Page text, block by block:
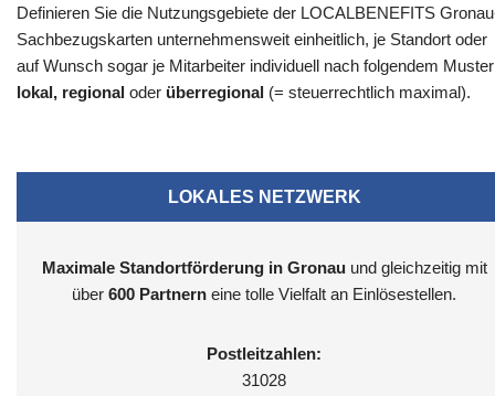
Definieren Sie die Nutzungsgebiete der LOCALBENEFITS
Sachbezugskarten unternehmensweit einheitlich, je Standort oder
auf Wunsch sogar je Mitarbeiter individuell nach folgendem
lokal, regional oder überregional (= steuerrechtlich maximal).
LOKALES NETZWERK
Maximale Standortförderung in Gronauund gleichzeitig mit
über 600 Partnern eine tolle Vielfalt an Einlösestellen.
Postleitzahlen:
31028